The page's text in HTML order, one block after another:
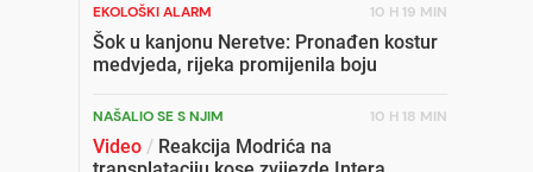
EKOLOŠKI ALARM 10 H 19 MIN
Šok u kanjonu Neretve: Pronađen kostur
medvjeda, rijeka promijenila boju
NAŠALIO SE S NJIM 10 H 18 MIN
Video / Reakcija Modrića na